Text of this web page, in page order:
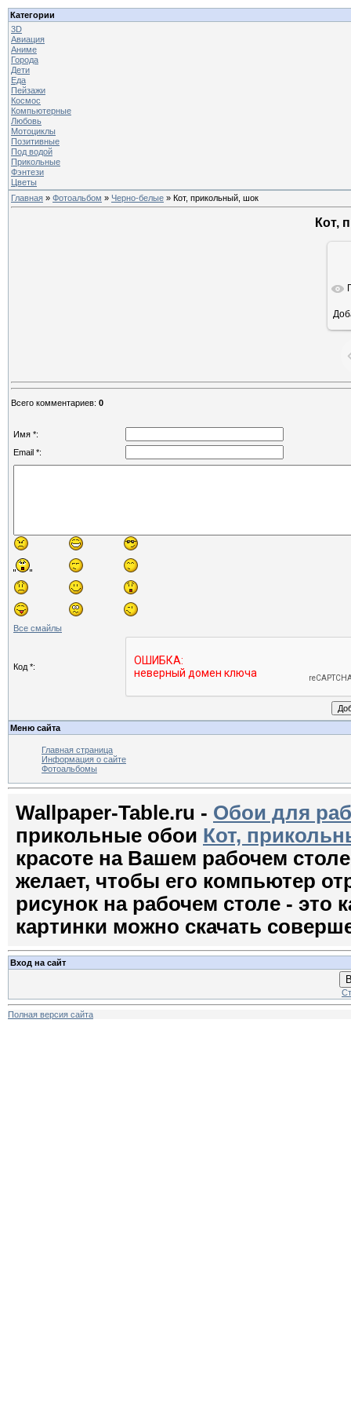
Категории
3D
Авиация
Аниме
Города
Дети
Еда
Пейзажи
Космос
Компьютерные
Любовь
Мотоциклы
Позитивные
Под водой
Прикольные
Фэнтези
Цветы
Главная » Фотоальбом » Черно-белые » Кот, прикольный, шок
Кот,
Всего комментариев: 0
Имя *:
Email *:
Все смайлы
Код *:
Меню сайта
Главная страница
Информация о сайте
Фотоальбомы
Wallpaper-Table.ru - Обои для
прикольные обои Кот,
красоте на Вашем рабочем
желает, чтобы его компьютер
рисунок на рабочем столе - это
картинки можно скачать
Вход на сайт
Полная версия сайта